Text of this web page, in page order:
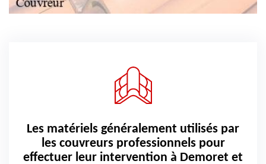
Les matériels généralement utilisés par
les couvreurs professionnels pour
effectuer leur intervention à Demoret et